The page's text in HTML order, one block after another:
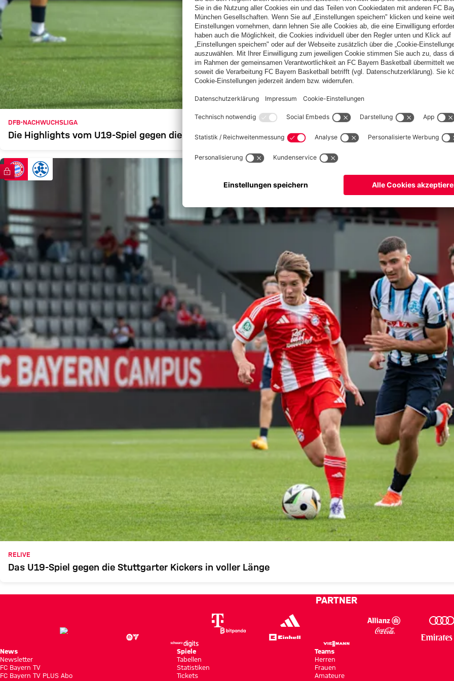
DFB-NACHWUCHSLIGA
Die Highlights vom U19-Spiel gegen die Stuttgarter Kickers
FC Bayern TV PLUS
RELIVE
Das U19-Spiel gegen die Stuttgarter Kickers in voller Länge
PARTNER
News
Newsletter
FC Bayern TV
FC Bayern TV PLUS Abo
Spiele
Tabellen
Statistiken
Tickets
Teams
Herren
Frauen
Amateure